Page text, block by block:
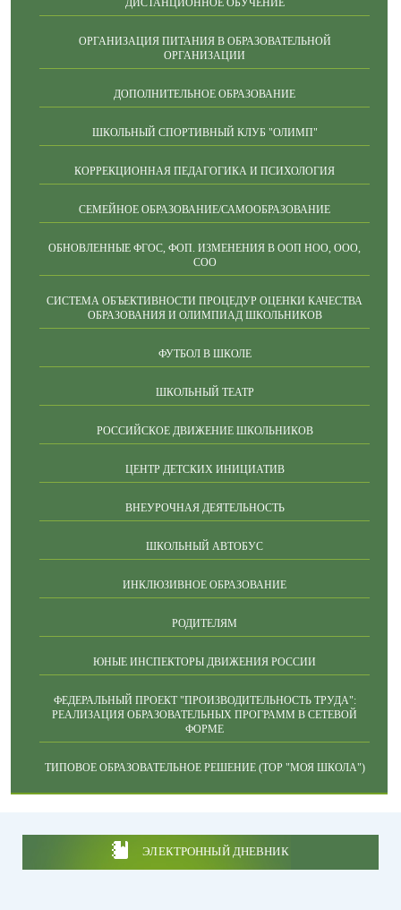
ОРГАНИЗАЦИЯ ПИТАНИЯ В ОБРАЗОВАТЕЛЬНОЙ
ОРГАНИЗАЦИИ
ДОПОЛНИТЕЛЬНОЕ ОБРАЗОВАНИЕ
ШКОЛЬНЫЙ СПОРТИВНЫЙ КЛУБ "ОЛИМП"
КОРРЕКЦИОННАЯ ПЕДАГОГИКА И ПСИХОЛОГИЯ
СЕМЕЙНОЕ ОБРАЗОВАНИЕ/САМООБРАЗОВАНИЕ
ОБНОВЛЕННЫЕ ФГОС, ФОП. ИЗМЕНЕНИЯ В ООП НОО, ООО,
СОО
СИСТЕМА ОБЪЕКТИВНОСТИ ПРОЦЕДУР ОЦЕНКИ КАЧЕСТВА
ОБРАЗОВАНИЯ И ОЛИМПИАД ШКОЛЬНИКОВ
ФУТБОЛ В ШКОЛЕ
ШКОЛЬНЫЙ ТЕАТР
РОССИЙСКОЕ ДВИЖЕНИЕ ШКОЛЬНИКОВ
ЦЕНТР ДЕТСКИХ ИНИЦИАТИВ
ВНЕУРОЧНАЯ ДЕЯТЕЛЬНОСТЬ
ШКОЛЬНЫЙ АВТОБУС
ИНКЛЮЗИВНОЕ ОБРАЗОВАНИЕ
РОДИТЕЛЯМ
ЮНЫЕ ИНСПЕКТОРЫ ДВИЖЕНИЯ РОССИИ
ФЕДЕРАЛЬНЫЙ ПРОЕКТ "ПРОИЗВОДИТЕЛЬНОСТЬ ТРУДА":
РЕАЛИЗАЦИЯ ОБРАЗОВАТЕЛЬНЫХ ПРОГРАММ В СЕТЕВОЙ
ФОРМЕ
ТИПОВОЕ ОБРАЗОВАТЕЛЬНОЕ РЕШЕНИЕ (ТОР "МОЯ ШКОЛА")
ЭЛЕКТРОННЫЙ ДНЕВНИК